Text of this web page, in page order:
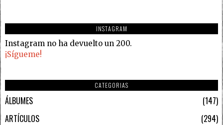
INSTAGRAM
Instagram no ha devuelto un 200.
¡Sígueme!
CATEGORIAS
ÁLBUMES
147
ARTÍCULOS
294